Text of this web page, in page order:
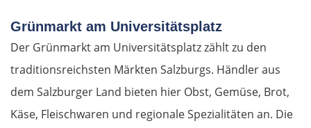
Grünmarkt am Universitätsplatz
Der Grünmarkt am Universitätsplatz zählt zu den
traditionsreichsten Märkten Salzburgs. Händler aus
dem Salzburger Land bieten hier Obst, Gemüse, Brot,
Käse, Fleischwaren und regionale Spezialitäten an. Die